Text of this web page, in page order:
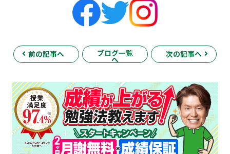
前の記事へ ブログ一覧
へ
次の記事へ